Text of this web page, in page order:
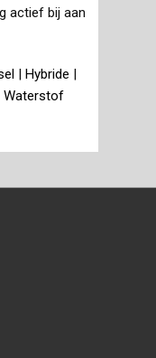
actief bij aan
| Hybride |
Waterstof